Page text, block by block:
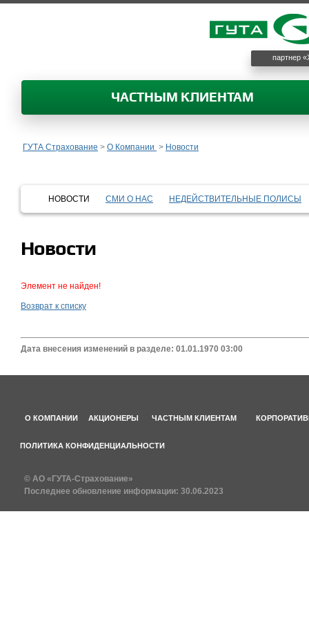
партнер
ЧАСТНЫМ КЛИЕНТАМ
ГУТА Страхование > О Компании > Новости
НОВОСТИ СМИ О НАС НЕДЕЙСТВИТЕЛЬНЫЕ ПОЛИСЫ
Новости
Элемент не найден!
Возврат к списку
Дата внесения изменений в разделе: 01.01.1970 03:00
О КОМПАНИИ АКЦИОНЕРЫ ЧАСТНЫМ КЛИЕНТАМ
ПОЛИТИКА КОНФИДЕНЦИАЛЬНОСТИ
© АО «ГУТА-Страхование»
Последнее обновление информации: 30.06.2023